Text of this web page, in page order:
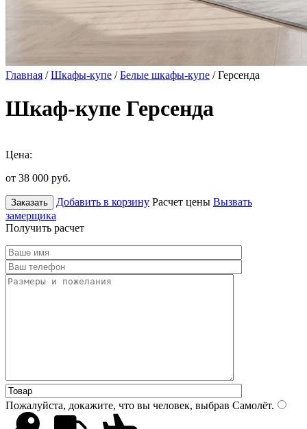
Главная /Шкафы-купе /Белые шкафы-купе / Герсенда
Шкаф-купе Герсенда
Цена:
от 38 000 руб.
Заказать Добавить в корзину Расчет цены Вызвать
замерщика
Получить расчет
Пожалуйста, докажите, что вы человек, выбрав Самолёт.